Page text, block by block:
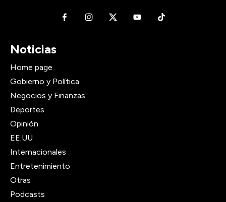
Noticias
Home page
Gobierno y Política
Negocios y Finanzas
Deportes
Opinión
EE.UU
Internacionales
Entretenimiento
Otras
Podcasts